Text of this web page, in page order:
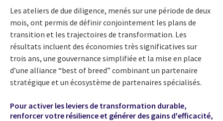
Les ateliers de due diligence, menés sur une période de deux
mois, ont permis de définir conjointement les plans de
transition et les trajectoires de transformation. Les
résultats incluent des économies très significatives sur
trois ans, une gouvernance simplifiée et la mise en place
d’une alliance “best of breed” combinant un partenaire
stratégique et un écosystème de partenaires spécialisés.
Pour activer les leviers de transformation durable,
renforcer votre résilience et générer des gains d'efficacité,